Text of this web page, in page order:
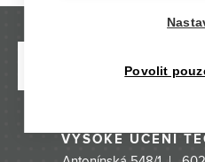
VYSOKÉ UČENÍ
Povolit